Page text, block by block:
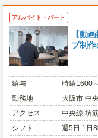
アルバイト・パート
【動
ブ制作
給与
時給1600
勤務地
大阪市 中
アクセス
中央線 堺
シフト
週5日 1日